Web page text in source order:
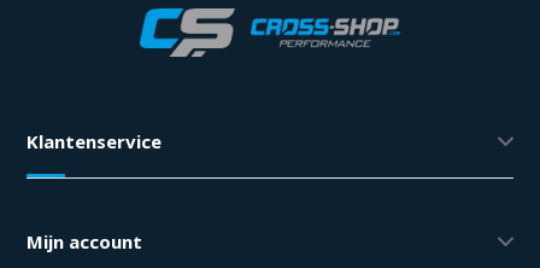
Klantenservice
Mijn account